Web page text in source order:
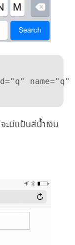
ะมีแป้นสีน้ำเงิน